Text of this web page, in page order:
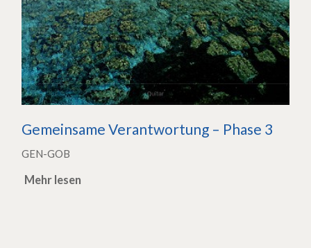
Gemeinsame Verantwortung – Phase 3
GEN-GOB
Mehr lesen